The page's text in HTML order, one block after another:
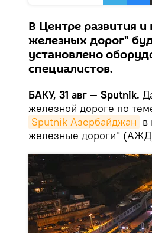
В Центре развития
железных дорог"
установлено
специалистов.
БАКУ, 31 авг — Sputnik.
железной дороге по
Sputnik Азербайджан в
железные дороги"